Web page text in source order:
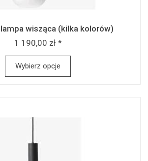
lampa wisząca (kilka kolorów)
1 190,00 zł *
Wybierz opcje